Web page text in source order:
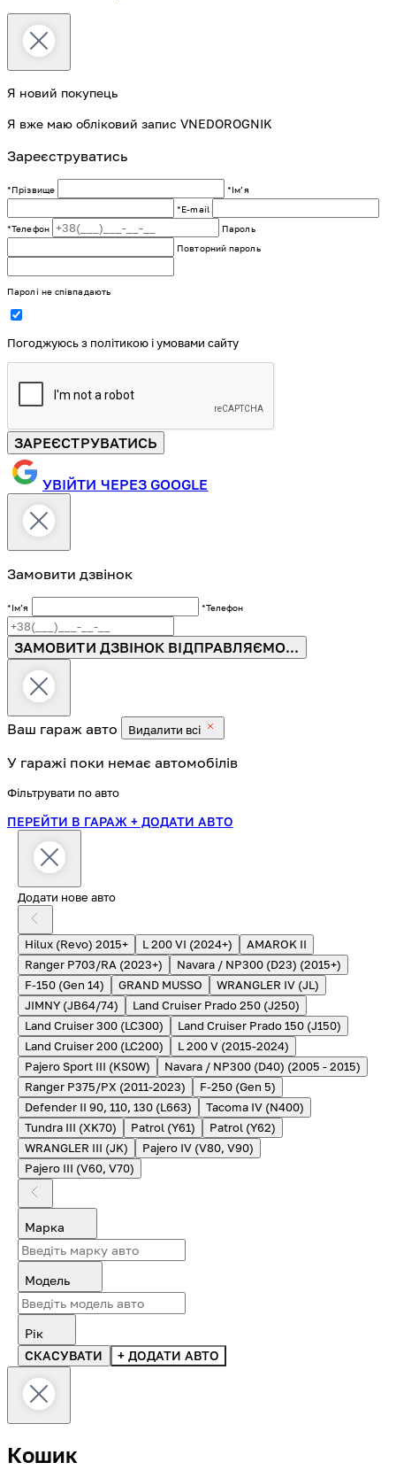
Я новий покупець
Я вже маю обліковий запис VNEDOROGNIK
Зареєструватись
*Прізвище
*Імʼя
*E-mail
*Телефон
Пароль
Повторний пароль
Паролі не співпадають
Погоджуюсь з політикою і умовами сайту
ЗАРЕЄСТРУВАТИСЬ
УВІЙТИ ЧЕРЕЗ GOOGLE
Замовити дзвінок
*Імʼя *Телефон
ЗАМОВИТИ ДЗВІНОК ВІДПРАВЛЯЄМО...
Ваш гараж авто Видалити всі
У гаражі поки немає автомобілів
Фільтрувати по авто
ПЕРЕЙТИ В ГАРАЖ + ДОДАТИ АВТО
Додати нове авто
Hilux (Revo) 2015+ L 200 VI (2024+)
AMAROK II
Ranger P703/RA (2023+)
Navara / NP300 (D23) (2015+)
F-150 (Gen 14)
GRAND MUSSO
WRANGLER IV (JL)
JIMNY (JB64/74)
Land Cruiser Prado 250 (J250)
Land Cruiser 300 (LC300)
Land Cruiser Prado 150 (J150)
Land Cruiser 200 (LC200)
L 200 V (2015-2024)
Pajero Sport III (KS0W)
Navara / NP300 (D40) (2005 - 2015)
Ranger P375/PX (2011-2023)
F-250 (Gen 5)
Defender II 90, 110, 130 (L663)
Tacoma IV (N400)
Tundra III (XK70)
Patrol (Y61)
Patrol (Y62)
WRANGLER III (JK)
Pajero IV (V80, V90)
Pajero III (V60, V70)
Марка
Модель
Рік
СКАСУВАТИ
+ ДОДАТИ АВТО
Кошик